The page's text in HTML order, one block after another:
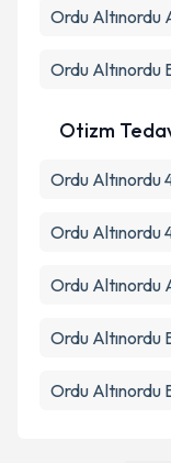
Ordu Altınordu
Ordu Altınordu
Otizm
Ordu Altınordu
Ordu Altınordu
Ordu Altınordu
Ordu Altınordu
Ordu Altınordu